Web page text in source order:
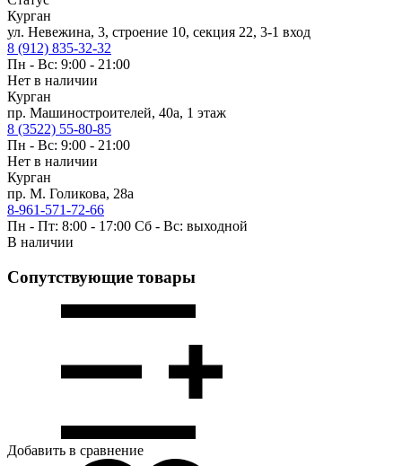
Курган
ул. Невежина, 3, строение 10, секция 22, 3-1 вход
8 (912) 835-32-32
Пн - Вс: 9:00 - 21:00
Нет в наличии
Курган
пр. Машиностроителей, 40а, 1 этаж
8 (3522) 55-80-85
Пн - Вс: 9:00 - 21:00
Нет в наличии
Курган
пр. М. Голикова, 28а
8-961-571-72-66
Пн - Пт: 8:00 - 17:00 Сб - Вс: выходной
В наличии
Сопутствующие товары
Добавить в сравнение